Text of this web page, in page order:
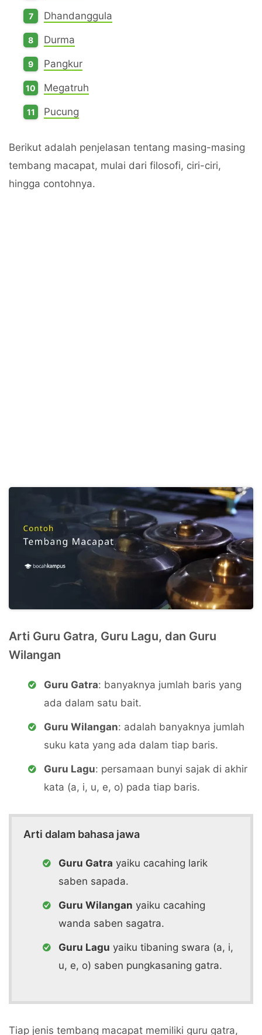
Dhandanggula
Durma
Pangkur
Megatruh
Pucung
Berikut adalah penjelasan tentang masing-masing
tembang macapat, mulai dari filosofi, ciri-ciri,
hingga contohnya.
Arti Guru Gatra, Guru Lagu, dan Guru
Wilangan
Guru Gatra: banyaknya jumlah baris yang
ada dalam satu bait.
Guru Wilangan: adalah banyaknya jumlah
suku kata yang ada dalam tiap baris.
Guru Lagu: persamaan bunyi sajak di akhir
kata (a, i, u, e, o) pada tiap baris.
Arti dalam bahasa jawa
Guru Gatra yaiku cacahing larik
saben sapada.
Guru Wilangan yaiku cacahing
wanda saben sagatra.
Guru Lagu yaiku tibaning swara (a, i,
u, e, o) saben pungkasaning gatra.
Tiap jenis tembang macapat memiliki guru gatra,